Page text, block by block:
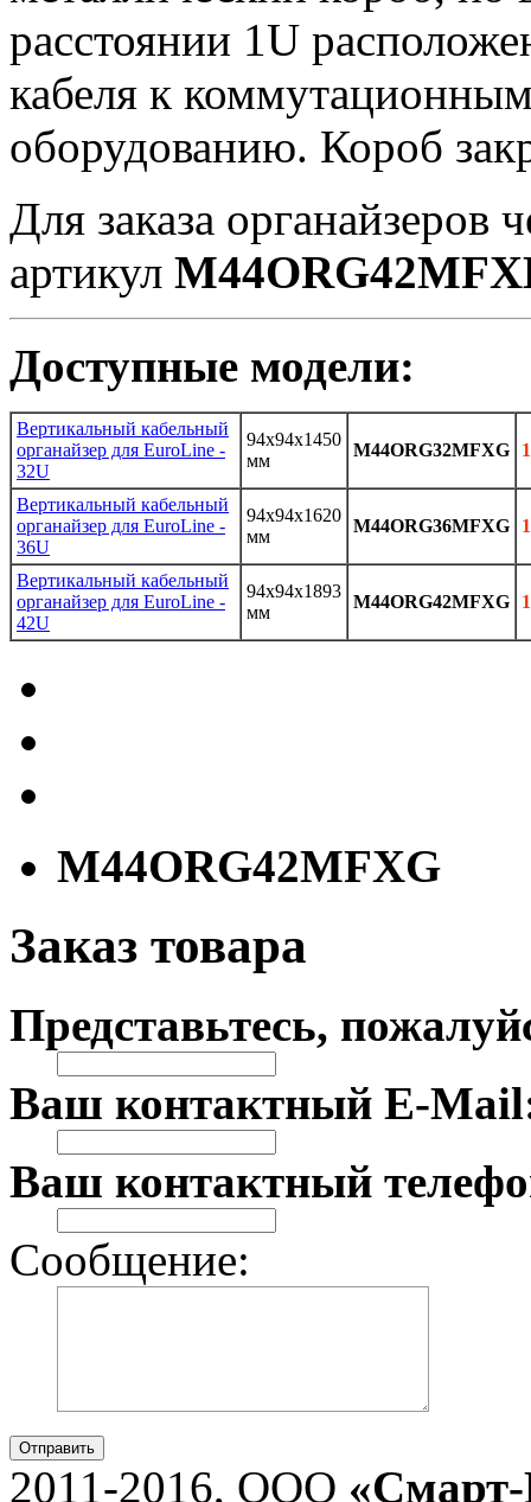
расстоянии 1U
кабеля к
оборудованию. Короб
Для заказа органайзеров
артикул
Доступные модели:
Вертикальный кабельный
органайзер для EuroLine -
32U
94x94x1450
мм
M44ORG32MFXG
Вертикальный кабельный
органайзер для EuroLine -
36U
94x94x1620
мм
M44ORG36MFXG
Вертикальный кабельный
органайзер для EuroLine -
42U
94x94x1893
мм
M44ORG42MFXG
M44ORG42MFXG
Заказ товара
Представьтесь,
Ваш контактный E-
Ваш контактный
Сообщение:
Отправить
2011-2016, ООО